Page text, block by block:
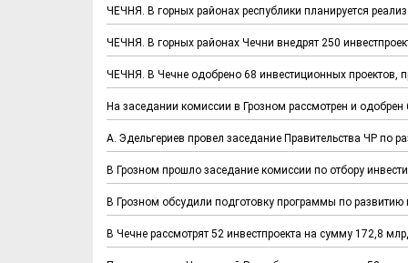
ЧЕЧНЯ. В горных районах республики планируется
ЧЕЧНЯ. В горных районах Чечни внедрят 250
ЧЕЧНЯ. В Чечне одобрено 68 инвестиционных проектов,
На заседании комиссии в Грозном рассмотрен и
А. Эдельгериев провел заседание Правительства ЧР по
В Грозном прошло заседание комиссии по отбору
В Грозном обсудили подготовку программы по развитию
В Чечне рассмотрят 52 инвестпроекта на сумму 172,8